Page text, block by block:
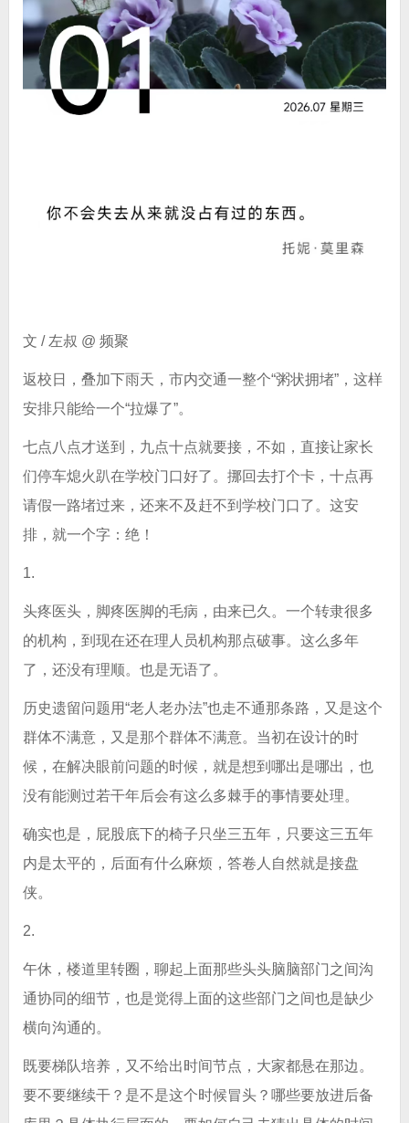
文 / 左叔 @ 频聚
返校日，叠加下雨天，市内交通一整个“粥状拥堵”，这样
安排只能给一个“拉爆了”。
七点八点才送到，九点十点就要接，不如，直接让家长
们停车熄火趴在学校门口好了。挪回去打个卡，十点再
请假一路堵过来，还来不及赶不到学校门口了。这安
排，就一个字：绝！
1.
头疼医头，脚疼医脚的毛病，由来已久。一个转隶很多
的机构，到现在还在理人员机构那点破事。这么多年
了，还没有理顺。也是无语了。
历史遗留问题用“老人老办法”也走不通那条路，又是这个
群体不满意，又是那个群体不满意。当初在设计的时
候，在解决眼前问题的时候，就是想到哪出是哪出，也
没有能测过若干年后会有这么多棘手的事情要处理。
确实也是，屁股底下的椅子只坐三五年，只要这三五年
内是太平的，后面有什么麻烦，答卷人自然就是接盘
侠。
2.
午休，楼道里转圈，聊起上面那些头头脑脑部门之间沟
通协同的细节，也是觉得上面的这些部门之间也是缺少
横向沟通的。
既要梯队培养，又不给出时间节点，大家都悬在那边。
要不要继续干？是不是这个时候冒头？哪些要放进后备